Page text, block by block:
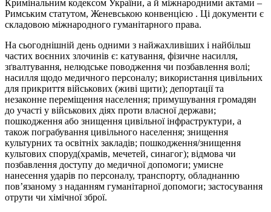
Кримінальним кодексом України, а й міжнародними актами –
Римським статутом, Женевською конвенцією . Ці документи є
складовою міжнародного гуманітарного права.
На сьогоднішній день одними з найжахливіших і найбільш
частих воєнних злочинів є: катування, фізичне насилля,
зґвалтування, нелюдське поводження чи позбавлення волі;
насилля щодо медичного персоналу; використання цивільних
для прикриття військових (живі щити); депортації та
незаконне переміщення населення; примушування громадян
до участі у військових діях проти власної держави;
пошкодження або знищення цивільної інфраструктури, а
також пограбування цивільного населення; знищення
культурних та освітніх закладів; пошкодження/знищення
культових споруд(храмів, мечетей, синагог); відмова чи
позбавлення доступу до медичної допомоги; умисне
нанесення ударів по персоналу, транспорту, обладнанню
пов’язаному з наданням гуманітарної допомоги; застосування
отрути чи хімічної зброї.